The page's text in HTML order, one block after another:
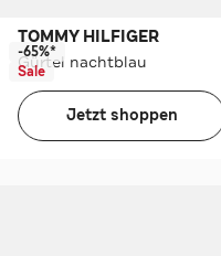
TOMMY HILFIGER
Gürtel nachtblau
-65%*
Sale
Jetzt shoppen